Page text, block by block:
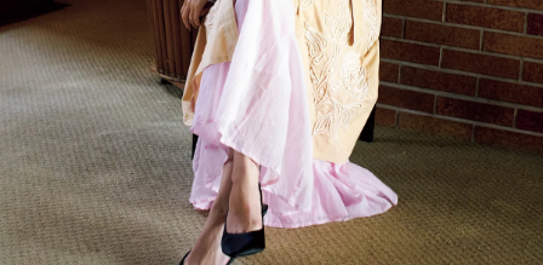
めます。
ログイン・新規会員登録
FOLLOW US